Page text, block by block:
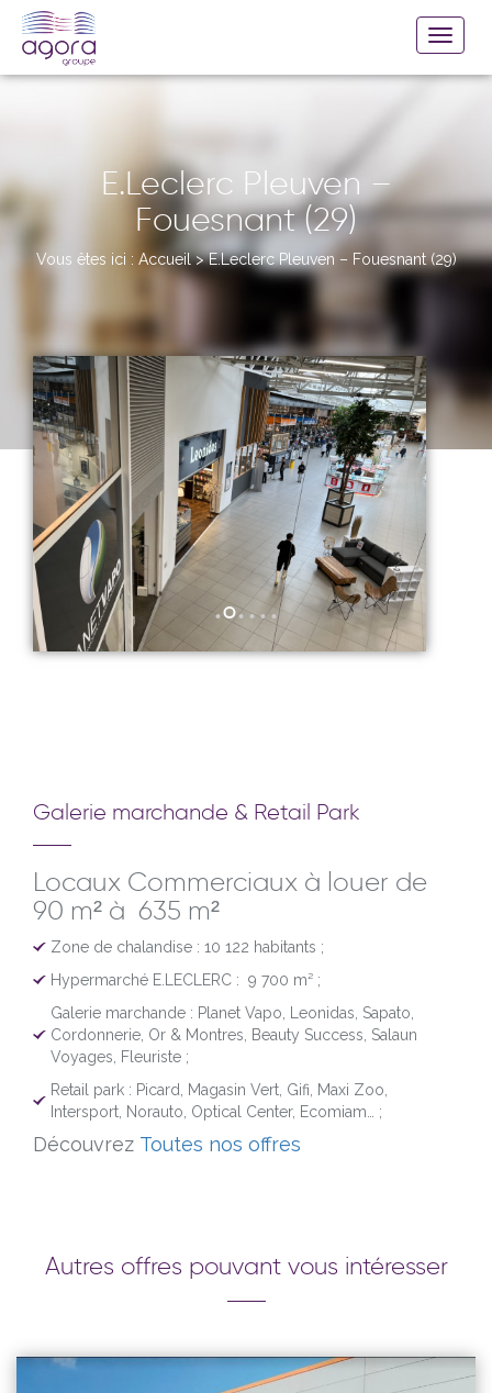
E.Leclerc Pleuven –
Fouesnant (29)
Vous êtes ici : Accueil>E.Leclerc Pleuven – Fouesnant (29)
Galerie marchande & Retail Park
Locaux Commerciaux à louer de
90 m² à 635 m²
Zone de chalandise : 10 122 habitants ;
Hypermarché E.LECLERC : 9 700 m² ;
Galerie marchande : Planet Vapo, Leonidas, Sapato,
Cordonnerie, Or & Montres, Beauty Success, Salaun
Voyages, Fleuriste ;
Retail park : Picard, Magasin Vert, Gifi, Maxi Zoo,
Intersport, Norauto, Optical Center, Ecomiam… ;
Découvrez Toutes nos offres
Autres offres pouvant vous intéresser